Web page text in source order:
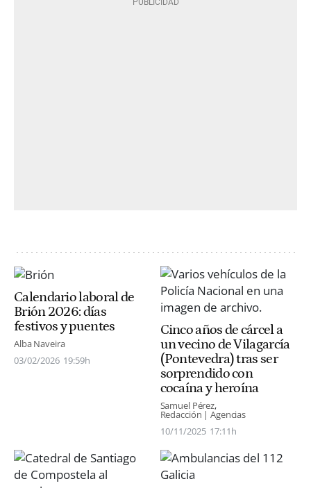
Calendario laboral de
Brión 2026: días
festivos y puentes
Alba Naveira
03/02/2026 19:59h
Cinco años de cárcel a
un vecino de Vilagarcía
(Pontevedra) tras ser
sorprendido con
cocaína y heroína
Samuel Pérez
Redacción | Agencias
10/11/2025 17:11h